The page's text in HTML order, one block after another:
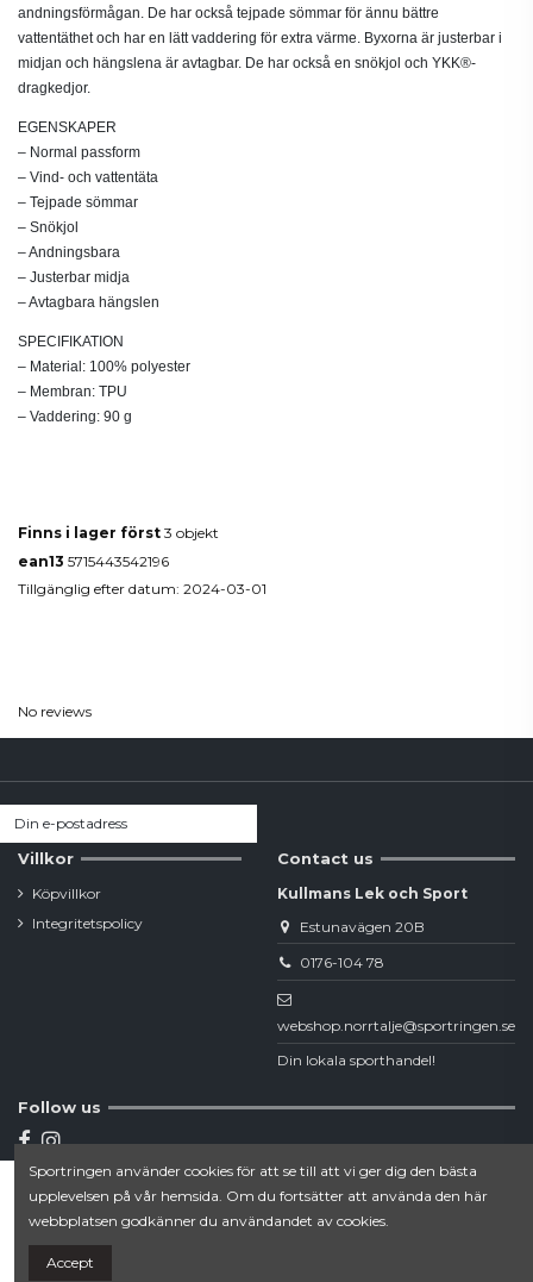
Lägg till i varukorgen
andningsförmågan. De har också tejpade sömmar för ännu bättre
vattentäthet och har en lätt vaddering för extra värme. Byxorna är justerbar i
midjan och hängslena är avtagbar. De har också en snökjol och YKK®-
dragkedjor.
EGENSKAPER
– Normal passform
– Vind- och vattentäta
– Tejpade sömmar
– Snökjol
– Andningsbara
– Justerbar midja
– Avtagbara hängslen
SPECIFIKATION
– Material: 100% polyester
– Membran: TPU
– Vaddering: 90 g
Finns i lager först 3 objekt
ean13 5715443542196
Tillgänglig efter datum: 2024-03-01
No reviews
Villkor
Köpvillkor
Integritetspolicy
Contact us
Kullmans Lek och Sport
Estunavägen 20B
0176-104 78
webshop.norrtalje@sportringen.se
Din lokala sporthandel!
Follow us
Newsletter
Sportringen använder cookies för att se till att vi ger dig den bästa
upplevelsen på vår hemsida. Om du fortsätter att använda den här
webbplatsen godkänner du användandet av cookies.
Accept